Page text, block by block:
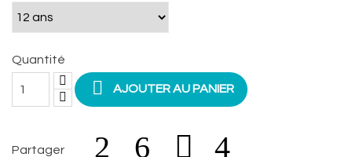
Quantité
 AJOUTER AU PANIER
Partager